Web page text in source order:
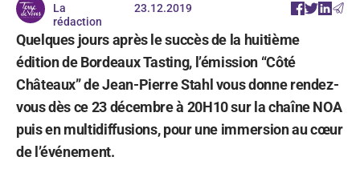
La
rédaction
23.12.2019
Quelques jours après le succès de la huitième
édition de Bordeaux Tasting, l’émission “Côté
Châteaux” de Jean-Pierre Stahl vous donne rendez-
vous dès ce 23 décembre à 20H10 sur la chaîne NOA
puis en multidiffusions, pour une immersion au cœur
de l’événement.